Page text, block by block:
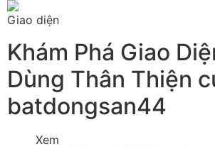
Giao diện
Khám Phá Giao
Dùng Thân Thiện
batdongsan44
Xem